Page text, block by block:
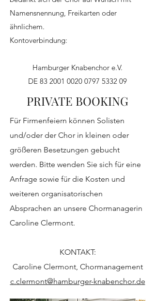
Namensnennung, Freikarten oder
ähnlichem.
Kontoverbindung:
Hamburger Knabenchor e.V.
DE 83 2001 0020 0797 5332 09
PRIVATE BOOKING
Für Firmenfeiern können Solisten
und/oder der Chor in kleinen oder
größeren Besetzungen gebucht
werden. Bitte wenden Sie sich für eine
Anfrage sowie für die Kosten und
weiteren organisatorischen
Absprachen an unsere Chormanagerin
Caroline Clermont.
KONTAKT:
Caroline Clermont, Chormanagement
c.clermont@hamburger-knabenchor.de